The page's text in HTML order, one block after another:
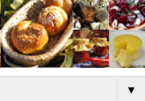
▼